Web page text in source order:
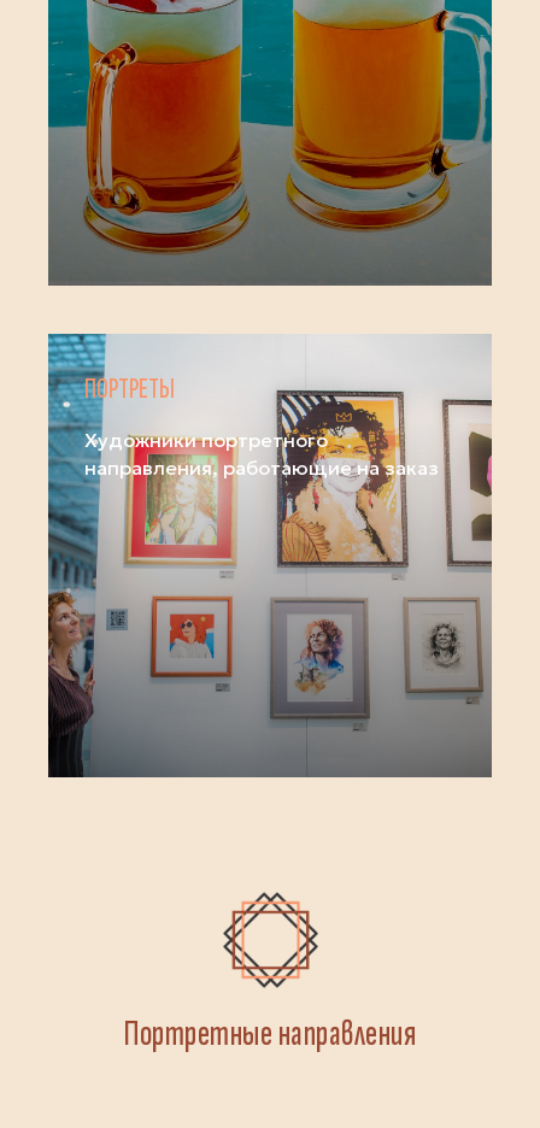
ПОРТРЕТЫ
Художники портретного
направления, работающие на заказ
Портретные направления